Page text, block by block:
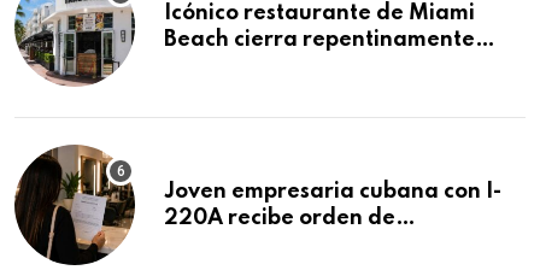
Icónico restaurante de Miami
Beach cierra repentinamente
Joven empresaria cubana con I-
220A recibe orden de